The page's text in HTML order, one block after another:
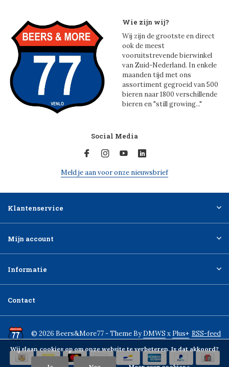
Wie zijn wij?
Wij zijn de grootste en direct
ook de meest
vooruitstrevende bierwinkel
van Zuid-Nederland. In enkele
maanden tijd met ons
assortiment gegroeid van 500
bieren naar 1800 verschillende
bieren en "still growing..."
Social Media
Meld je aan voor onze nieuwsbrief
Klantenservice
Mijn account
Informatie
Contact
© 2026 Beers&More77 - Theme ByDMWS x Plus+ RSS-feed
Wij slaan cookies op om onze website te verbeteren. Is dat akkoord?